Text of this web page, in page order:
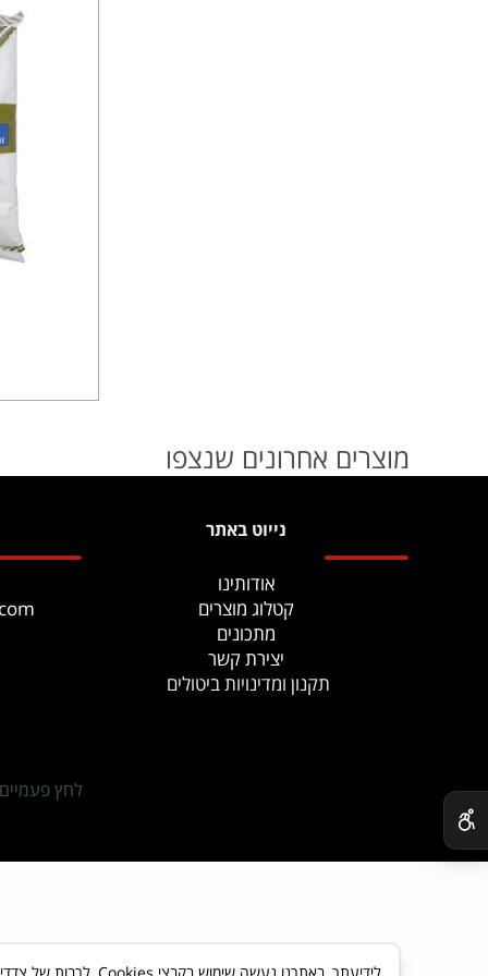
מוצרים אחרונים שנצפו
נייוט באתר
אודותינו
קטלוג מוצרים
מתכונים
יצירת קשר
תקנון ומדינויות ביטולים
לחץ